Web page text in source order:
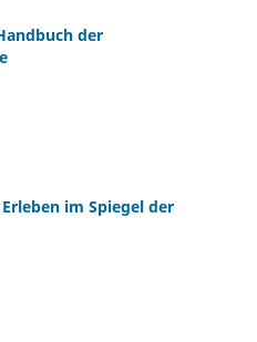
der
im Spiegel der